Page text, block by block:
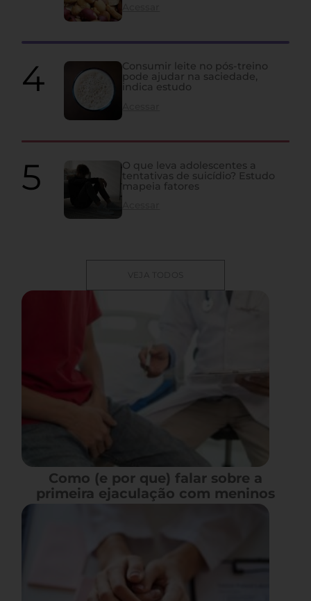
Consumir leite no pós-treino
pode ajudar na saciedade,
indica estudo
O que leva adolescentes a
tentativas de suicídio? Estudo
mapeia fatores
VEJA TODOS
Como (e por que) falar sobre a
primeira ejaculação com meninos